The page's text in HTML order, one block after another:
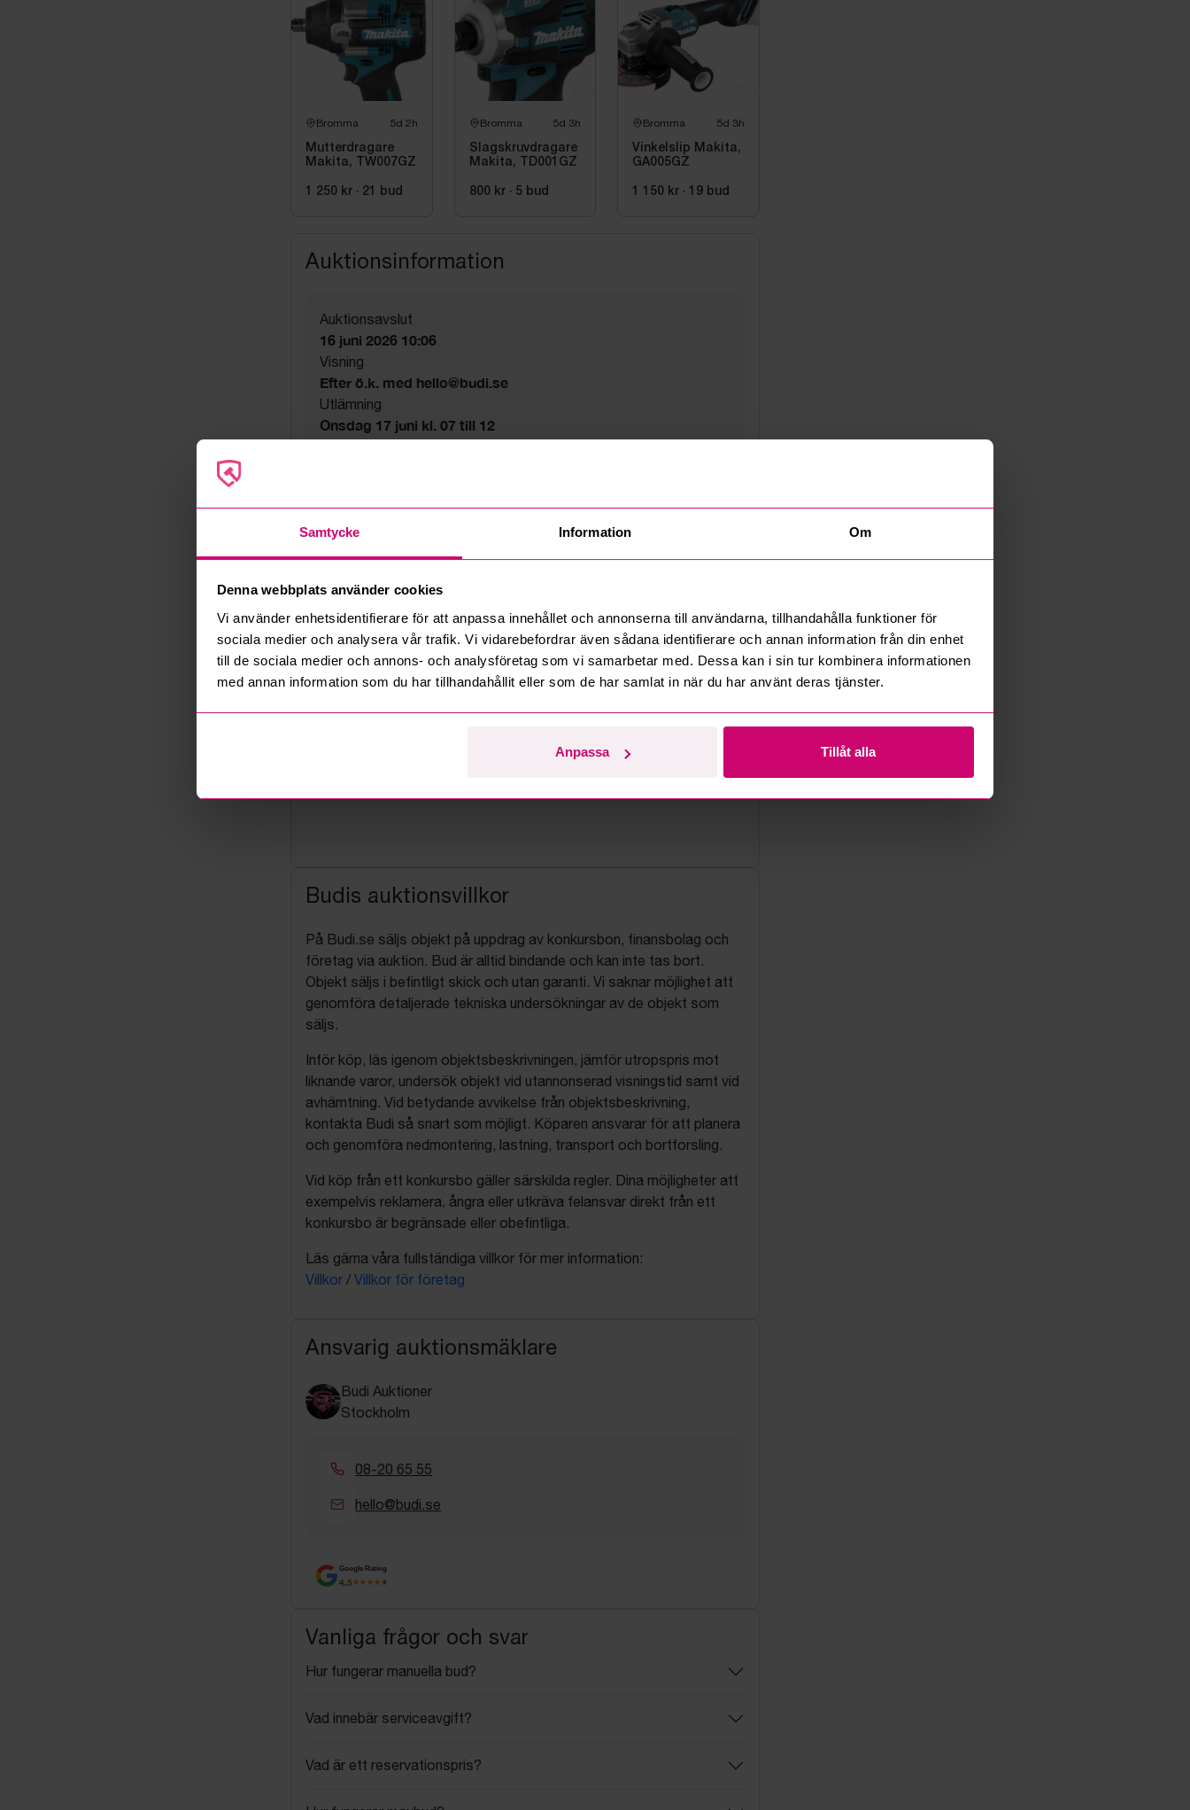
Samtycke Information Om
Denna webbplats använder cookies
Vi använder enhetsidentifierare för att anpassa innehållet och annonserna till användarna, tillhandahålla funktioner för
sociala medier och analysera vår trafik. Vi vidarebefordrar även sådana identifierare och annan information från din enhet
till de sociala medier och annons- och analysföretag som vi samarbetar med. Dessa kan i sin tur kombinera informationen
med annan information som du har tillhandahållit eller som de har samlat in när du har använt deras tjänster.
Anpassa Tillåt alla
Bromma 5d 2h
Mutterdragare
Makita, TW007GZ
1 250 kr · 21 bud
Bromma 5d 3h
Slagskruvdragare
Makita, TD001GZ
800 kr · 5 bud
Bromma 5d 3h
Vinkelslip Makita,
GA005GZ
1 150 kr · 19 bud
Auktionsinformation
Auktionsavslut
16 juni 2026 10:06
Visning
Efter ö.k. med hello@budi.se
Utlämning
Onsdag 17 juni kl. 07 till 12
Not allowed
Säljare
Budis auktionsvillkor
På Budi.se säljs objekt på uppdrag av konkursbon, finansbolag och
företag via auktion. Bud är alltid bindande och kan inte tas bort.
Objekt säljs i befintligt skick och utan garanti. Vi saknar möjlighet att
genomföra detaljerade tekniska undersökningar av de objekt som
säljs.
Inför köp, läs igenom objektsbeskrivningen, jämför utropspris mot
liknande varor, undersök objekt vid utannonserad visningstid samt vid
avhämtning. Vid betydande avvikelse från objektsbeskrivning,
kontakta Budi så snart som möjligt. Köparen ansvarar för att planera
och genomföra nedmontering, lastning, transport och bortforsling.
Vid köp från ett konkursbo gäller särskilda regler. Dina möjligheter att
exempelvis reklamera, ångra eller utkräva felansvar direkt från ett
konkursbo är begränsade eller obefintliga.
Läs gärna våra fullständiga villkor för mer information:
Villkor / Villkor för företag
Ansvarig auktionsmäklare
Budi Auktioner
Stockholm
08-20 65 55
hello@budi.se
Google Rating
4.5
Vanliga frågor och svar
Hur fungerar manuella bud?
Vad innebär serviceavgift?
Vad är ett reservationspris?